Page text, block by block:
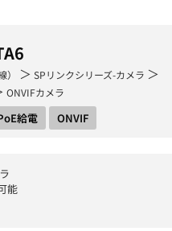
＞ SPリンクシリーズ-カメラ ＞
ONVIFカメラ
給電 ONVIF
能